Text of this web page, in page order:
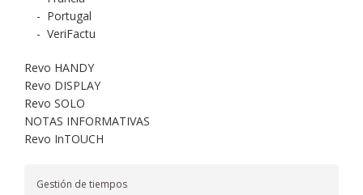
- Portugal
- VeriFactu
Revo HANDY
Revo DISPLAY
Revo SOLO
NOTAS INFORMATIVAS
Revo InTOUCH
Gestión de tiempos